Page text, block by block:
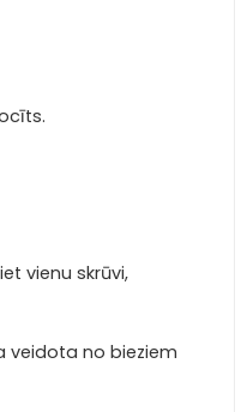
vienu skrūvi,
veidota no bieziem